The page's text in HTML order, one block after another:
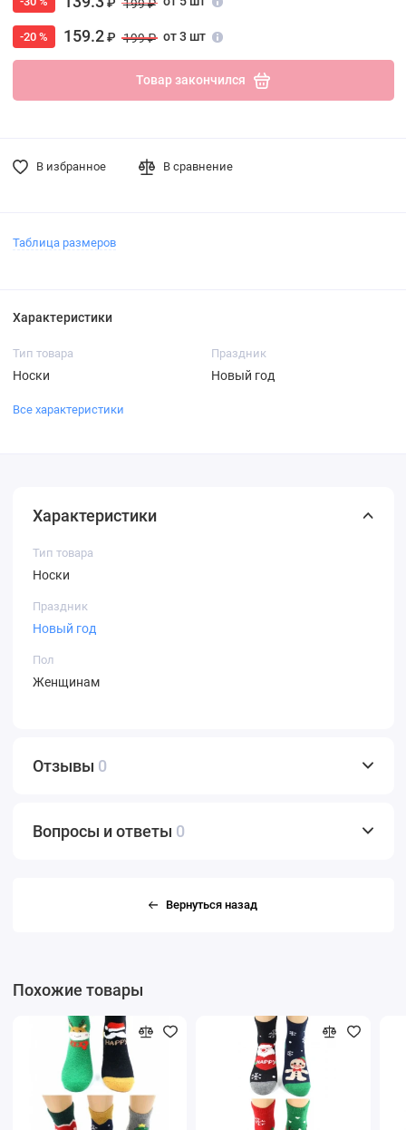
199 ₽
-20 % 159.2₽ 199 ₽ от 3 шт
Товар закончился
В избранное В сравнение
Таблица размеров
Характеристики
Тип товара
Носки
Праздник
Новый год
Все характеристики
Характеристики
Тип товара
Носки
Праздник
Новый год
Пол
Женщинам
Отзывы 0
Вопросы и ответы 0
Вернуться назад
Похожие товары